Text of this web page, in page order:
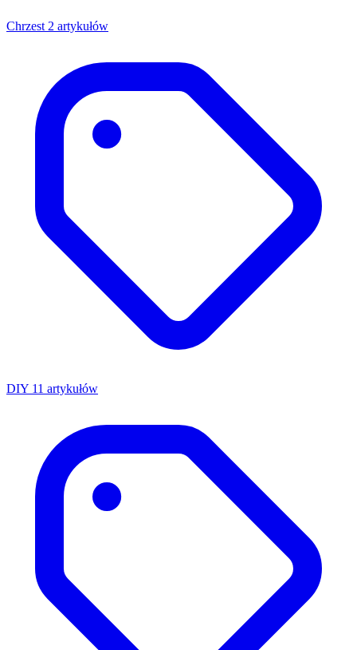
Chrzest 2 artykułów
DIY 11 artykułów